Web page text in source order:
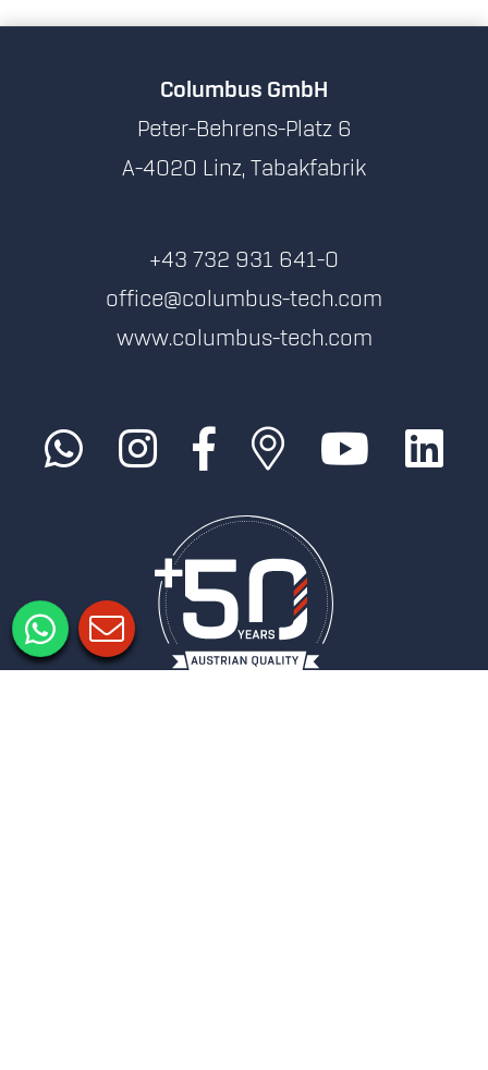
Columbus GmbH
Peter-Behrens-Platz 6
A-4020 Linz, Tabakfabrik
+43 732 931 641-0
office@columbus-tech.com
www.columbus-tech.com